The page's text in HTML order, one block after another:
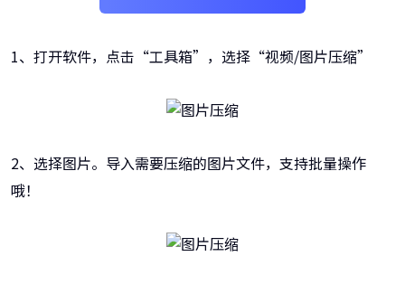
1、打开软件，点击“工具箱”，选择“视频/图片压缩”
2、选择图片。导入需要压缩的图片文件，支持批量操作
哦！